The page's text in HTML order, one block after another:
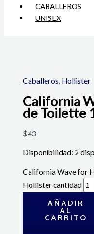
CABALLEROS
UNISEX
Caballeros, Hollister
California
de Toilette
$43
Disponibilidad: 2
California Wave for
Hollister cantidad
AÑADIR
AL
CARRITO